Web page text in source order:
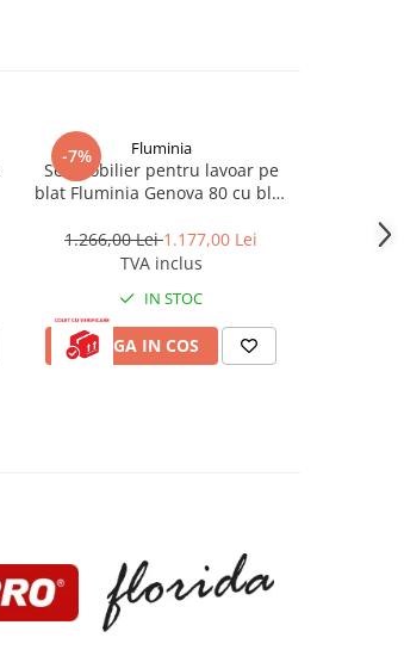
-7% Fluminia
Set mobilier pentru lavoar pe
blat Fluminia Genova 80 cu blat
1.266,00 Lei1.177,00 Lei
TVA inclus
IN STOC
ADAUGA IN COS